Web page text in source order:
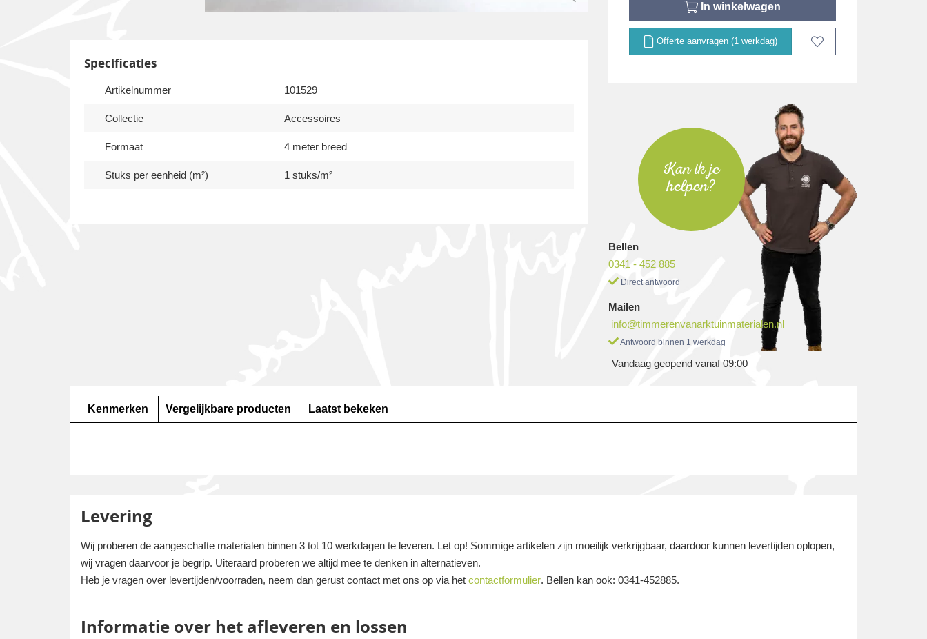
Specificaties
Artikelnummer 101529
Collectie Accessoires
Formaat 4 meter breed
Stuks per eenheid (m²) 1 stuks/m²
In winkelwagen
Offerte aanvragen (1 werkdag)
Kan ik je
helpen?
Bellen
0341 - 452 885
Direct antwoord
Mailen
info@timmerenvanarktuinmaterialen.nl
Antwoord binnen 1 werkdag
Vandaag geopend vanaf 09:00
Kenmerken Vergelijkbare producten Laatst bekeken
Levering
Wij proberen de aangeschafte materialen binnen 3 tot 10 werkdagen te leveren. Let op! Sommige artikelen zijn moeilijk verkrijgbaar, daardoor kunnen levertijden oplopen,
wij vragen daarvoor je begrip. Uiteraard proberen we altijd mee te denken in alternatieven.
Heb je vragen over levertijden/voorraden, neem dan gerust contact met ons op via het contactformulier. Bellen kan ook: 0341-452885.
Informatie over het afleveren en lossen